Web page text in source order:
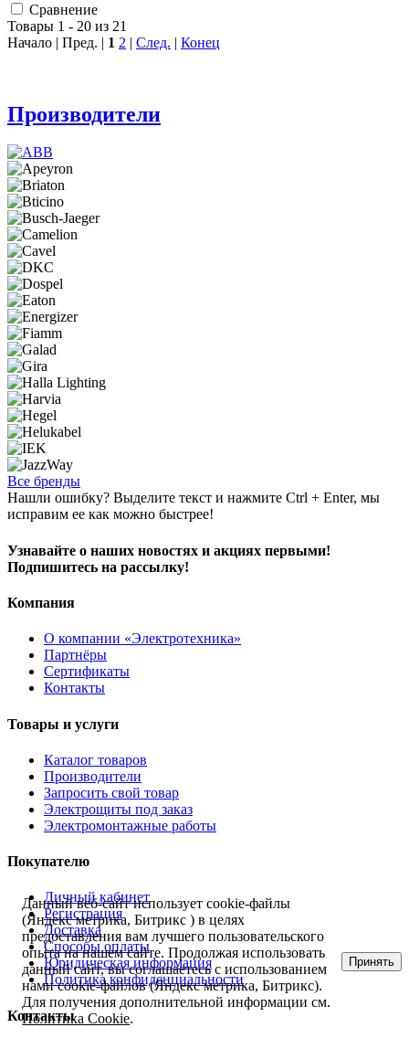
Сравнение
Товары 1 - 20 из 21
Начало | Пред. | 1 2 | След. | Конец
Производители
Все бренды
Нашли ошибку? Выделите текст и нажмите Ctrl + Enter, мы
исправим ее как можно быстрее!
Узнавайте о наших новостях и акциях первыми!
Подпишитесь на рассылку!
Компания
О компании «Электротехника»
Партнёры
Сертификаты
Контакты
Товары и услуги
Каталог товаров
Производители
Запросить свой товар
Электрощиты под заказ
Электромонтажные работы
Покупателю
Личный кабинет
Регистрация
Доставка
Способы оплаты
Юридическая информация
Политика конфиденциальности
Контакты
Данный веб-сайт использует cookie-файлы
(Яндекс метрика, Битрикс ) в целях
предоставления вам лучшего пользовательского
опыта на нашем сайте. Продолжая использовать
данный сайт, вы соглашаетесь с использованием
нами cookie-файлов (Яндекс метрика, Битрикс).
Для получения дополнительной информации см.
Политика Cookie.
Принять